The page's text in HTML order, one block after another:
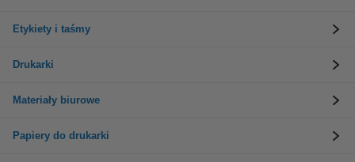
Etykiety i taśmy
Drukarki
Materiały biurowe
Papiery do drukarki